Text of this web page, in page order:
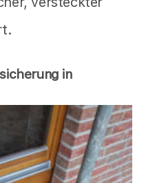
in